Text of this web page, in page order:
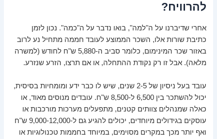
להרוויח?
אחרי שדיברנו על ה"למה", בואו נדבר על ה"כמה". נכון לזמן
כתיבת שורות אלו, השכר הממוצע לעובד חממה מתחיל נע לרוב
באזור שכר המינימום, כלומר סביב ה-5,880 ש"ח לחודש (למשרה
מלאה). אבל זו רק נקודת ההתחלה, או אם תרצו, הזרע שנזרע.
עובד בעל ניסיון של 2-5 שנים, שיש לו כבר ידע ומומחיות בסיסית,
יכול להשתכר בין 6,500 ל-8,500 ש"ח. עובדים מנוסים מאוד, או
כאלה שמנהלים צוותים קטנים, מתפעלים מערכות מורכבות או
עוסקים בגידולים מיוחדים, יכולים להגיע גם ל-9,000-12,000 ש"ח
ואף יותר מכך במקרים מסוימים, במיוחד בחממות טכנולוגיות או